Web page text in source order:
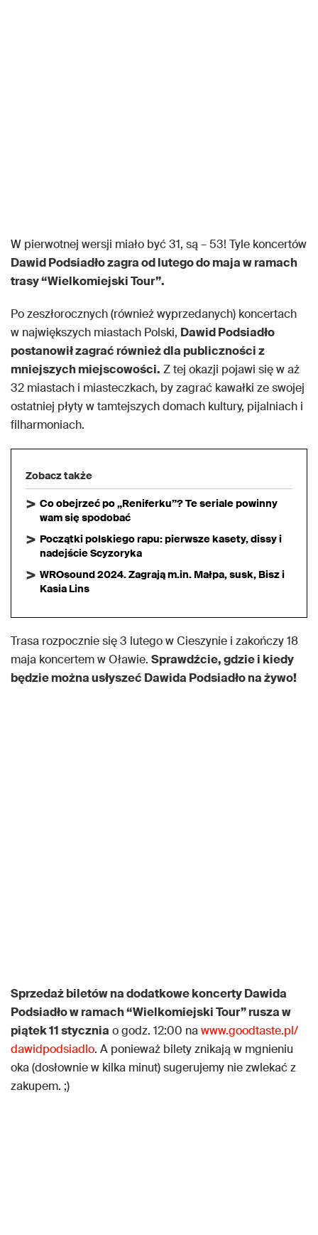
W pierwotnej wersji miało być 31, są – 53! Tyle koncertów
Dawid Podsiadło zagra od lutego do maja w ramach
trasy “Wielkomiejski Tour”.
Po zeszłorocznych (również wyprzedanych) koncertach
w największych miastach Polski, Dawid Podsiadło
postanowił zagrać również dla publiczności z
mniejszych miejscowości. Z tej okazji pojawi się w aż
32 miastach i miasteczkach, by zagrać kawałki ze swojej
ostatniej płyty w tamtejszych domach kultury, pijalniach i
filharmoniach.
Zobacz także
Co obejrzeć po „Reniferku”? Te seriale powinny
wam się spodobać
Początki polskiego rapu: pierwsze kasety, dissy i
nadejście Scyzoryka
WROsound 2024. Zagrają m.in. Małpa, susk, Bisz i
Kasia Lins
Trasa rozpocznie się 3 lutego w Cieszynie i zakończy 18
maja koncertem w Oławie. Sprawdźcie, gdzie i kiedy
będzie można usłyszeć Dawida Podsiadło na żywo!
Sprzedaż biletów na dodatkowe koncerty Dawida
Podsiadło w ramach “Wielkomiejski Tour” rusza w
piątek 11 stycznia o godz. 12:00 nawww.goodtaste.pl/
dawidpodsiadlo. A ponieważ bilety znikają w mgnieniu
oka (dosłownie w kilka minut) sugerujemy nie zwlekać z
zakupem. ;)